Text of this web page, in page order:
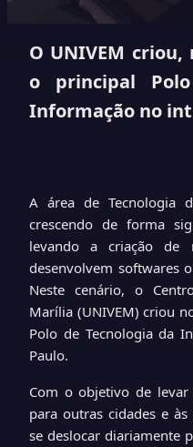
O UNIVEM
o principal
Informação no
A área de Tecnologia
crescendo de forma
levando a criação de
desenvolvem softwares
Neste cenário, o
Marília (UNIVEM) criou
Polo de Tecnologia da
Paulo.
Com o objetivo de
para outras cidades e
se deslocar diariamente